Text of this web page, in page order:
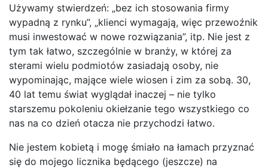
Używamy stwierdzeń: „bez ich stosowania firmy
wypadną z rynku”, „klienci wymagają, więc przewoźnik
musi inwestować w nowe rozwiązania”, itp. Nie jest z
tym tak łatwo, szczególnie w branży, w której za
sterami wielu podmiotów zasiadają osoby, nie
wypominając, mające wiele wiosen i zim za sobą. 30,
40 lat temu świat wyglądał inaczej – nie tylko
starszemu pokoleniu okiełzanie tego wszystkiego co
nas na co dzień otacza nie przychodzi łatwo.
Nie jestem kobietą i mogę śmiało na łamach przyznać
się do mojego licznika będącego (jeszcze) na